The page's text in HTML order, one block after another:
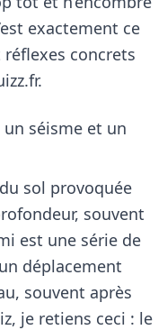
exactement ce
concrets
séisme et un
sol provoquée
souvent
est une série de
déplacement
souvent après
je retiens ceci : le